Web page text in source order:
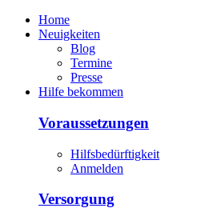
Home
Neuigkeiten
Blog
Termine
Presse
Hilfe bekommen
Voraussetzungen
Hilfsbedürftigkeit
Anmelden
Versorgung